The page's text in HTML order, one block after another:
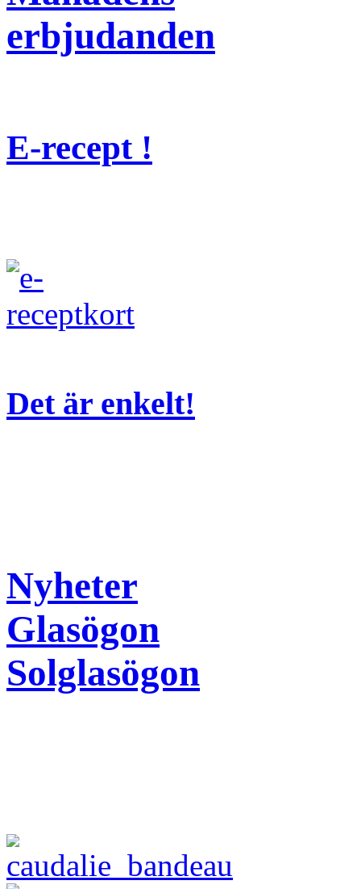
erbjudanden
E-recept !
Det är enkelt!
Nyheter
Glasögon
Solglasögon